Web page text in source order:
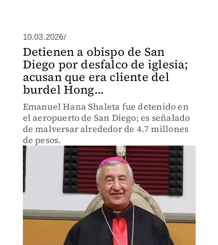
10.03.2026/
Detienen a obispo de San
Diego por desfalco de iglesia;
acusan que era cliente del
burdel Hong...
Emanuel Hana Shaleta fue detenido en
el aeropuerto de San Diego; es señalado
de malversar alrededor de 4.7 millones
de pesos.